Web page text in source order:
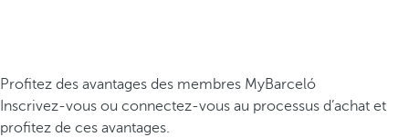
Profitez des avantages des membres MyBarceló
Inscrivez-vous ou connectez-vous au processus d’achat et
profitez de ces avantages.